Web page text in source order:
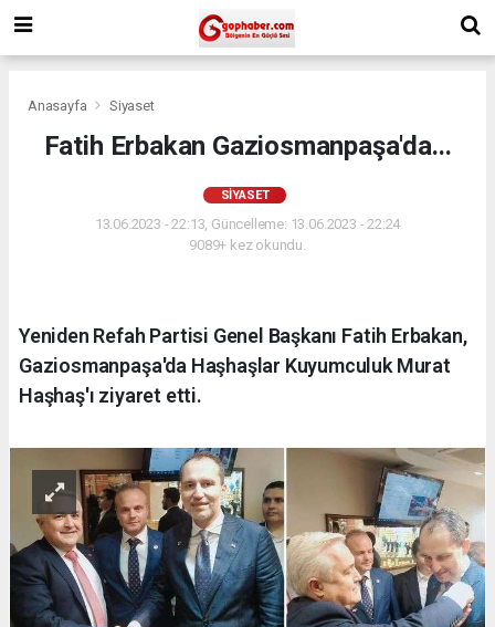
Anasayfa Siyaset
Fatih Erbakan Gaziosmanpaşa'da...
SIYASET
13.06.2023 - 22:13, Güncelleme: 13.06.2023 - 22:24
9089+ kez okundu.
Yeniden Refah Partisi Genel Başkanı Fatih Erbakan,
Gaziosmanpaşa'da Haşhaşlar Kuyumculuk Murat
Haşhaş'ı ziyaret etti.